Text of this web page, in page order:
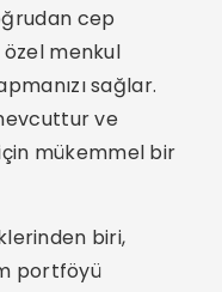
cep
menkul
sağlar.
ve
mükemmel bir
biri,
portföyü